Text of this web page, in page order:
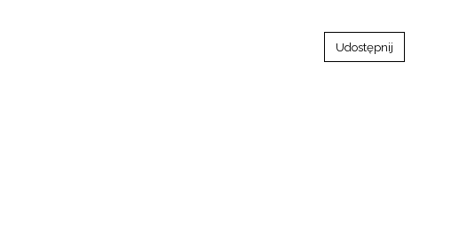
Udostępnij